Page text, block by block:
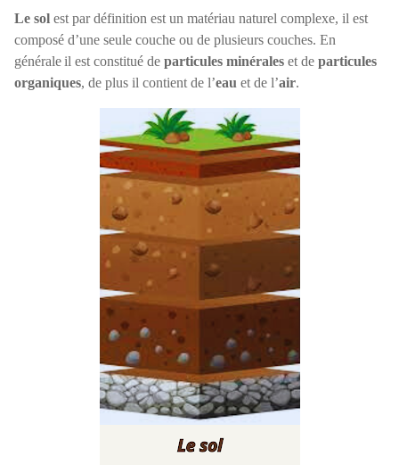
Le sol est par définition est un matériau naturel complexe, il est
composé d’une seule couche ou de plusieurs couches. En
généraleil est constitué de particules minérales et de particules
organiques, de plus il contient de l’eau et de l’air.